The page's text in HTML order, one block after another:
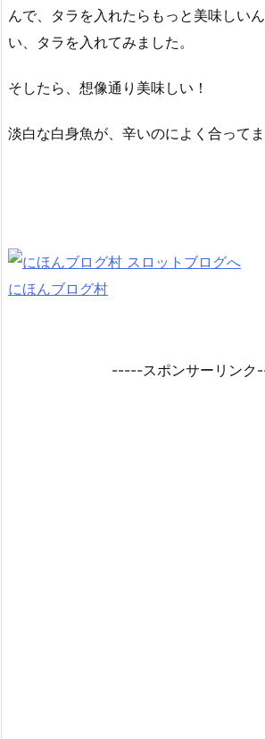
んで、タラを入れたらもっと美味しい
い、タラを入れてみました。
そしたら、想像通り美味しい！
淡白な白身魚が、辛いのによく合ってま
にほんブログ村
-----スポンサーリン